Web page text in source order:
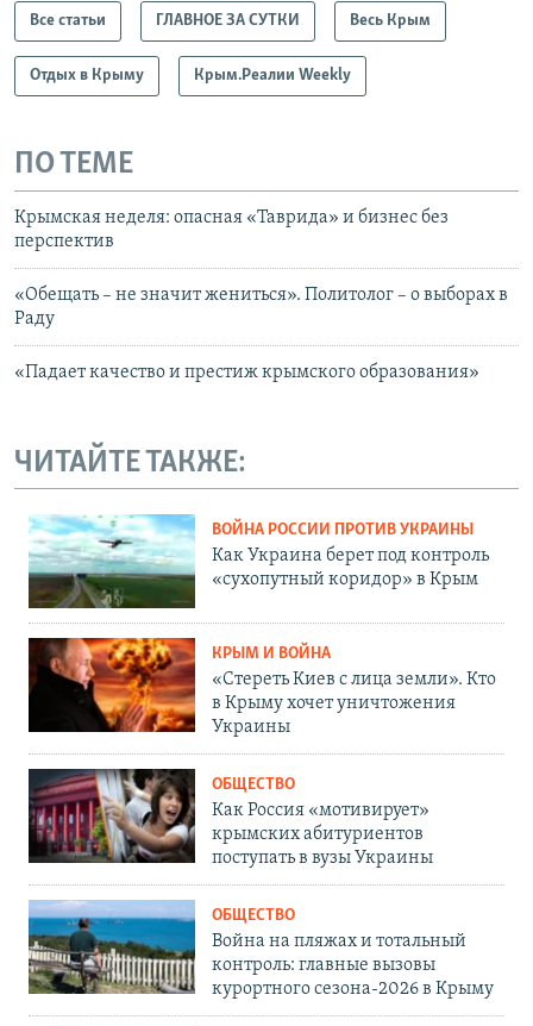
л
й
л
а
й
д
Все статьи ГЛАВНОЕ ЗА СУТКИ Весь Крым
Отдых в Крыму Крым.Реалии Weekly
ПО ТЕМЕ
Крымская неделя: опасная «Таврида» и бизнес без
перспектив
«Обещать – не значит жениться». Политолог – о выборах в
Раду
«Падает качество и престиж крымского образования»
ЧИТАЙТЕ ТАКЖЕ:
ВОЙНА РОССИИ ПРОТИВ УКРАИНЫ
Как Украина берет под контроль
«сухопутный коридор» в Крым
КРЫМ И ВОЙНА
«Стереть Киев с лица земли». Кто
в Крыму хочет уничтожения
Украины
ОБЩЕСТВО
Как Россия «мотивирует»
крымских абитуриентов
поступать в вузы Украины
ОБЩЕСТВО
Война на пляжах и тотальный
контроль: главные вызовы
курортного сезона-2026 в Крыму